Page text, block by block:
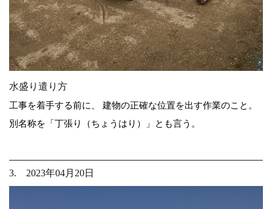
水盛り遣り方
工事を着手する前に、 建物の正確な位置を出す作業のこと。
別名称を「丁張り（ちょうはり）」とも言う。
3. 2023年04月20日